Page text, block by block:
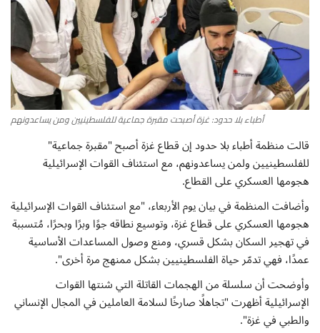
سياحة وسفر
منوعات عامة
جاليري الفن التشكيلي
سياسة الخصوصية
البنود والشروط
رئيس التحرير
إتصل بنا
أطباء بلا حدود: غزة أصبحت مقبرة جماعية للفلسطينيين ومن يساعدونهم
قالت منظمة أطباء بلا حدود إن قطاع غزة أصبح "مقبرة جماعية"
للفلسطينيين ولمن يساعدونهم، مع استئناف القوات الإسرائيلية
هجومها العسكري على القطاع.
وأضافت المنظمة في بيان يوم الأربعاء، "مع استئناف القوات الإسرائيلية
هجومها العسكري على قطاع غزة، وتوسيع نطاقه جوًا وبرًا وبحرًا، مُتسببة
في تهجير السكان بشكل قسري، ومنع وصول المساعدات الأساسية
عمدًا، فهي تدمّر حياة الفلسطينيين بشكل ممنهج مرة أخرى".
وأوضحت أن سلسلة من الهجمات القاتلة التي شنتها القوات
الإسرائيلية أظهرت "تجاهلًا صارخًا لسلامة العاملين في المجال الإنساني
والطبي في غزة".